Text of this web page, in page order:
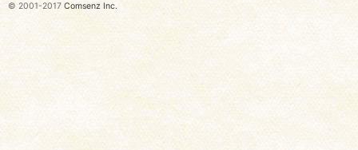
© 2001-2017 Comsenz Inc.